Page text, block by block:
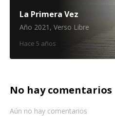
La Primera Vez
Año 2021 , Verso Libre
Hace 5 años
No hay comentarios
Aún no hay comentarios